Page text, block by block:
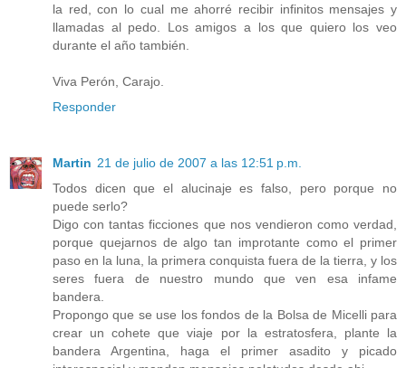
la red, con lo cual me ahorré recibir infinitos mensajes y
llamadas al pedo. Los amigos a los que quiero los veo
durante el año también.
Viva Perón, Carajo.
Responder
Martin 21 de julio de 2007 a las 12:51 p.m.
Todos dicen que el alucinaje es falso, pero porque no
puede serlo?
Digo con tantas ficciones que nos vendieron como verdad,
porque quejarnos de algo tan improtante como el primer
paso en la luna, la primera conquista fuera de la tierra, y los
seres fuera de nuestro mundo que ven esa infame
bandera.
Propongo que se use los fondos de la Bolsa de Micelli para
crear un cohete que viaje por la estratosfera, plante la
bandera Argentina, haga el primer asadito y picado